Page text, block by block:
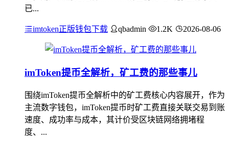
已...
imtoken正版钱包下载 qbadmin 1.2K 2026-08-06
imToken提币全解析，矿工费的那些事儿
围绕imToken提币全解析中的矿工费核心内容展开，作为
主流数字钱包，imToken提币时矿工费直接关联交易到账
速度、成功率与成本，其计价受区块链网络拥堵程
度、...